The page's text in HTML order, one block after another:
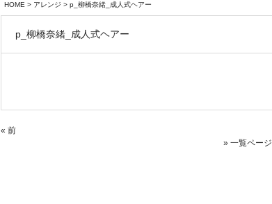
HOME > アレンジ > p_柳橋奈緒_成人式ヘアー
p_柳橋奈緒_成人式ヘアー
« 前
» 一覧ページ